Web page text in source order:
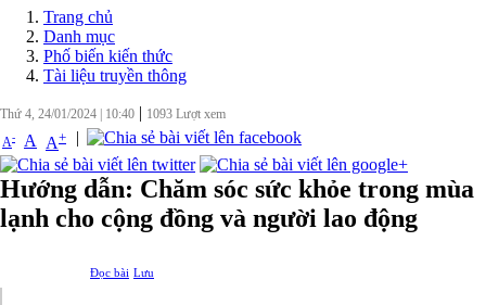
Trang chủ
Danh mục
Phố biến kiến thức
Tài liệu truyền thông
Thứ 4, 24/01/2024 10:40 | 1093 Lượt xem
A- A A+ |
Hướng dẫn: Chăm sóc sức khỏe trong mùa
lạnh cho cộng đồng và người lao động
Đọc bài Lưu